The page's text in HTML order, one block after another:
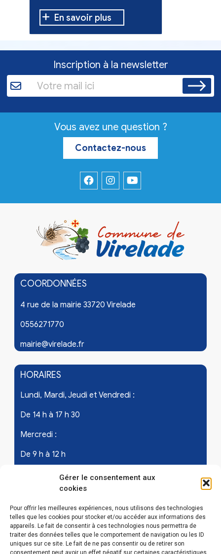
Gérer le consentement aux
cookies
Pour offrir les meilleures expériences, nous utilisons des technologies
telles que les cookies pour stocker et/ou accéder aux informations des
appareils. Le fait de consentir à ces technologies nous permettra de
traiter des données telles que le comportement de navigation ou les ID
uniques sur ce site. Le fait de ne pas consentir ou de retirer son
consentement peut avoir un effet négatif sur certaines caractéristiques
En savoir plus
Inscription à la newsletter
Vous avez une question ?
Contactez-nous
COORDONNÉES
4 rue de la mairie 33720 Virelade
0556271770
mairie@virelade.fr
HORAIRES
Lundi, Mardi, Jeudi et Vendredi :
De 14 h à 17 h 30
Mercredi :
De 9 h à 12 h
Samedi - les 1er et 3ème de chaque mois :
De 9 h à 12 h
LIENS UTILES